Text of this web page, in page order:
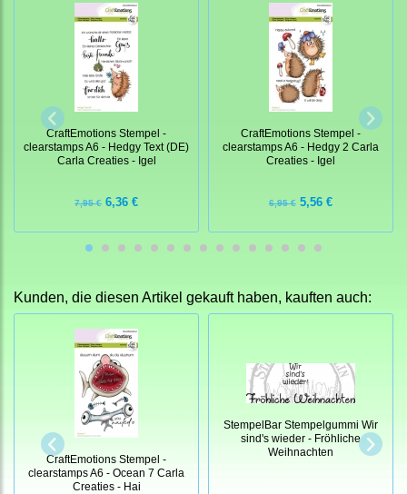
CraftEmotions Stempel -
clearstamps A6 - Hedgy Text (DE)
Carla Creaties - Igel
7,95 € 6,36 €
CraftEmotions Stempel -
clearstamps A6 - Hedgy 2 Carla
Creaties - Igel
6,95 € 5,56 €
Kunden, die diesen Artikel gekauft haben, kauften auch:
CraftEmotions Stempel -
clearstamps A6 - Ocean 7 Carla
Creaties - Hai
StempelBar Stempelgummi Wir
sind's wieder - Fröhliche
Weihnachten